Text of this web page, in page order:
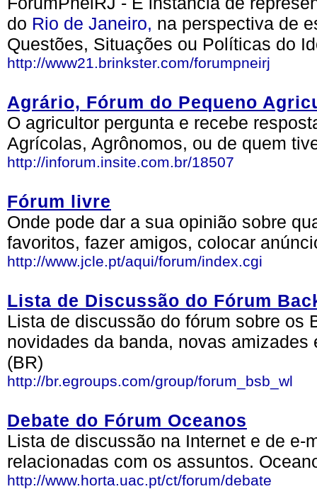
do Rio de Janeiro, na perspectiva de
Questões, Situações ou Políticas do
http://www21.brinkster.com/forumpneirj
Agrário, Fórum do Pequeno
O agricultor pergunta e recebe
Agrícolas, Agrônomos, ou de quem
http://inforum.insite.com.br/18507
Fórum livre
Onde pode dar a sua opinião sobre
favoritos, fazer amigos, colocar
http://www.jcle.pt/aqui/forum/index.cgi
Lista de Discussão do Fórum
Lista de discussão do fórum sobre os
novidades da banda, novas
(BR)
http://br.egroups.com/group/forum_bsb_wl
Debate do Fórum Oceanos
Lista de discussão na Internet e de e-
relacionadas com os assuntos.
http://www.horta.uac.pt/ct/forum/debate